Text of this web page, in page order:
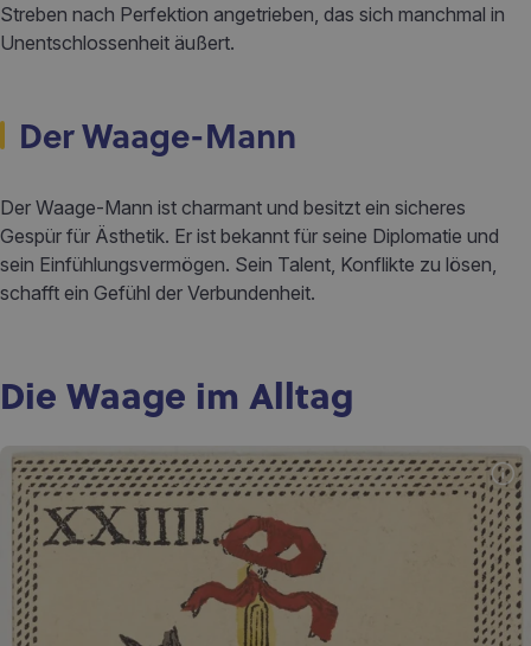
Streben nach Perfektion angetrieben, das sich manchmal in
Unentschlossenheit äußert.
Der Waage-Mann
Der Waage-Mann ist charmant und besitzt ein sicheres
Gespür für Ästhetik. Er ist bekannt für seine Diplomatie und
sein Einfühlungsvermögen. Sein Talent, Konflikte zu lösen,
schafft ein Gefühl der Verbundenheit.
Die Waage im Alltag